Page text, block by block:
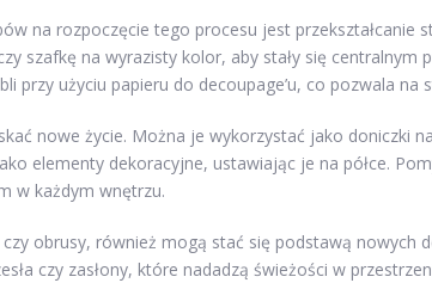
na rozpoczęcie tego procesu jest przekształcanie
szafkę na wyrazisty kolor, aby stały się centralnym
przy użyciu papieru do decoupage’u, co pozwala
nowe życie. Można je wykorzystać jako doniczki
elementy dekoracyjne, ustawiając je na półce.
w każdym wnętrzu.
obrusy, również mogą stać się podstawą nowych
czy zasłony, które nadadzą świeżości w